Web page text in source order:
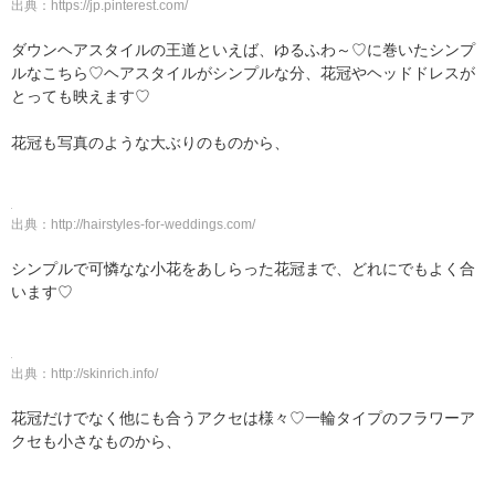
出典： https://jp.pinterest.com/
ダウンヘアスタイルの王道といえば、ゆるふわ～♡に巻いたシンプ
ルなこちら♡ヘアスタイルがシンプルな分、花冠やヘッドドレスが
とっても映えます♡
花冠も写真のような大ぶりのものから、
出典： http://hairstyles-for-weddings.com/
シンプルで可憐なな小花をあしらった花冠まで、どれにでもよく合
います♡
出典： http://skinrich.info/
花冠だけでなく他にも合うアクセは様々♡一輪タイプのフラワーア
クセも小さなものから、